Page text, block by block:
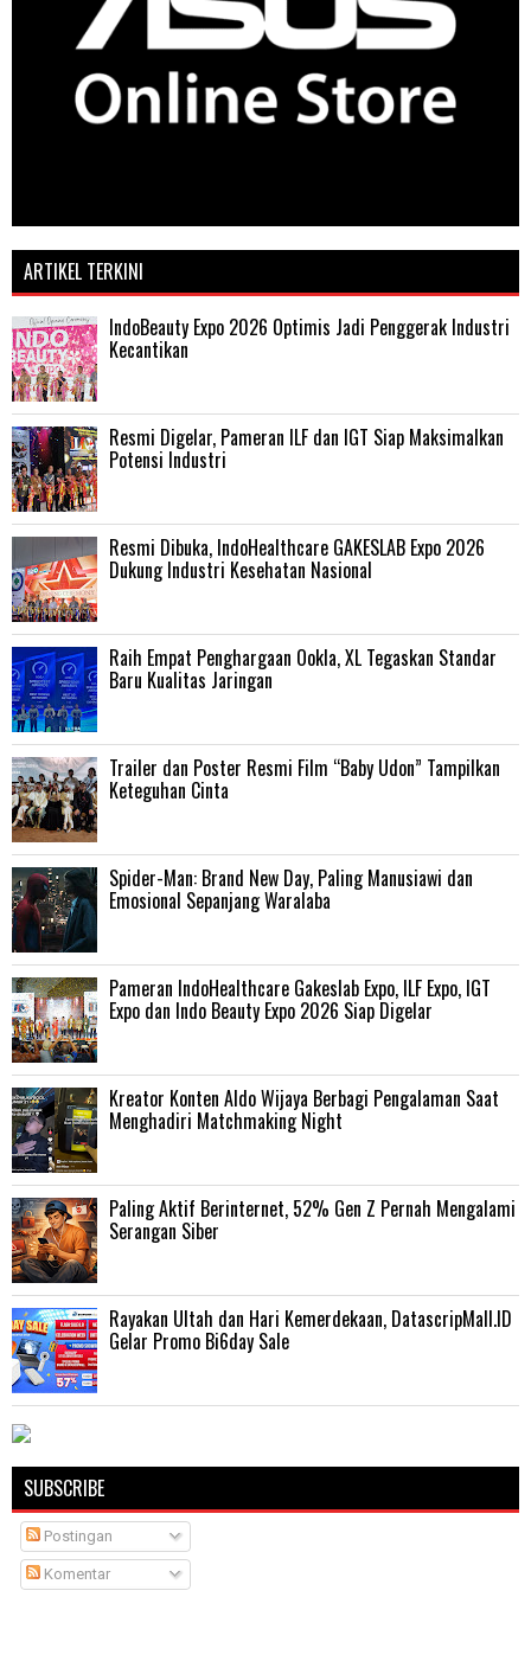
ARTIKEL TERKINI
IndoBeauty Expo 2026 Optimis Jadi Penggerak Industri
Kecantikan
Resmi Digelar, Pameran ILF dan IGT Siap Maksimalkan
Potensi Industri
Resmi Dibuka, IndoHealthcare GAKESLAB Expo 2026
Dukung Industri Kesehatan Nasional
Raih Empat Penghargaan Ookla, XL Tegaskan Standar
Baru Kualitas Jaringan
Trailer dan Poster Resmi Film “Baby Udon” Tampilkan
Keteguhan Cinta
‎Spider-Man: Brand New Day, Paling Manusiawi dan
Emosional Sepanjang Waralaba
Pameran IndoHealthcare Gakeslab Expo, ILF Expo, IGT
Expo dan Indo Beauty Expo 2026 Siap Digelar
Kreator Konten Aldo Wijaya Berbagi Pengalaman Saat
Menghadiri Matchmaking Night
Paling Aktif Berinternet, 52% Gen Z Pernah Mengalami
Serangan Siber
Rayakan Ultah dan Hari Kemerdekaan, DatascripMall.ID
Gelar Promo Bi6day Sale
SUBSCRIBE
Postingan
Komentar